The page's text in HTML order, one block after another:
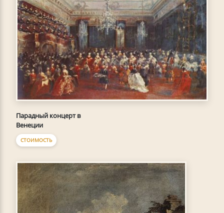
Парадный концерт в
Венеции
СТОИМОСТЬ